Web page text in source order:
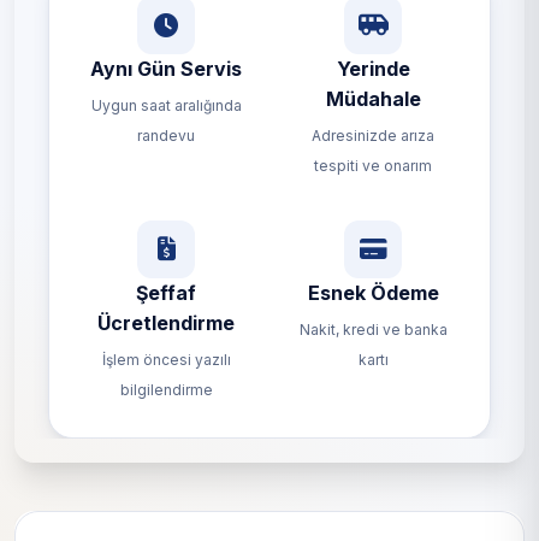
Aynı Gün Servis
Uygun saat aralığında
randevu
Yerinde
Müdahale
Adresinizde arıza
tespiti ve onarım
Şeffaf
Ücretlendirme
İşlem öncesi yazılı
bilgilendirme
Esnek Ödeme
Nakit, kredi ve banka
kartı